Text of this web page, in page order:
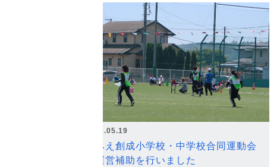
2026.05.19
なみえ創成小学校・中学校合同運動会
の運営補助を行いました